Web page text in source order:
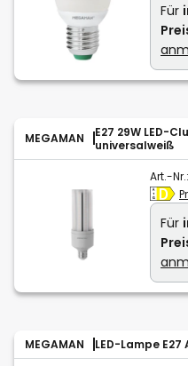
Für
MEGAMAN
E27 29W LED-
universalweiß
Art.-Nr.:
Für
MEGAMAN LED-Lampe